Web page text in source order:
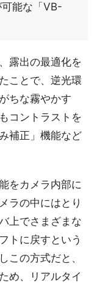
能な「VB-
露出の最適化を
ことで、逆光環
ちな霧やかす
コントラストを
補正」機能など
をカメラ内部に
ラの中にはとり
上でさまざまな
トに戻すという
この方式だと、
め、リアルタイ